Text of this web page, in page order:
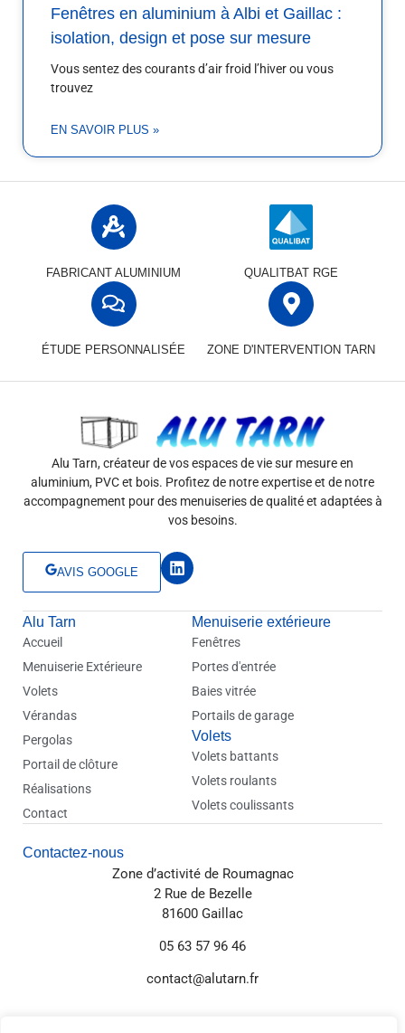
Fenêtres en aluminium à Albi et Gaillac :
isolation, design et pose sur mesure
Vous sentez des courants d’air froid l’hiver ou vous
trouvez
EN SAVOIR PLUS »
FABRICANT ALUMINIUM QUALITBAT RGE
ÉTUDE PERSONNALISÉE ZONE D'INTERVENTION TARN
Alu Tarn, créateur de vos espaces de vie sur mesure en
aluminium, PVC et bois. Profitez de notre expertise et de notre
accompagnement pour des menuiseries de qualité et adaptées à
vos besoins.
AVIS GOOGLE
L
i
k
Alu Tarn
Accueil
Menuiserie Extérieure
Volets
Vérandas
Pergolas
Portail de clôture
Réalisations
Contact
Menuiserie extérieure
Fenêtres
Portes d'entrée
Baies vitrée
Portails de garage
Volets
Volets battants
Volets roulants
Volets coulissants
Contactez-nous
Zone d’activité de Roumagnac
2 Rue de Bezelle
81600 Gaillac
05 63 57 96 46
contact@alutarn.fr